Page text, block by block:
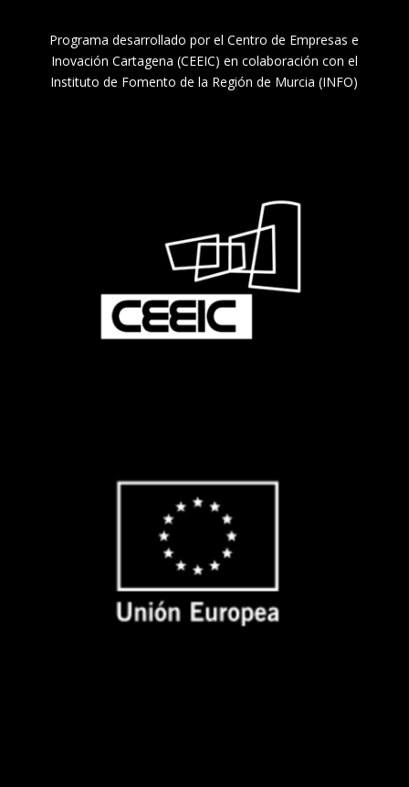
Programa desarrollado por el Centro de Empresas e
Inovación Cartagena (CEEIC) en colaboración con el
Instituto de Fomento de la Región de Murcia (INFO)